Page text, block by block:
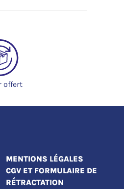
offert
MENTIONS LÉGALES
CGV ET FORMULAIRE DE
RÉTRACTATION